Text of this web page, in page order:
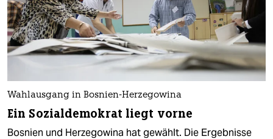
Wahlausgang in Bosnien-Herzegowina
Ein Sozialdemokrat liegt vorne
Bosnien und Herzegowina hat gewählt. Die Ergebnisse